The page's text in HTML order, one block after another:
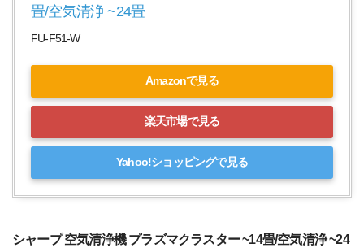
畳/空気清浄 ~24畳
FU-F51-W
Amazonで見る
楽天市場で見る
Yahoo!ショッピングで見る
シャープ 空気清浄機 プラズマクラスター ~14畳/空気清浄 ~24